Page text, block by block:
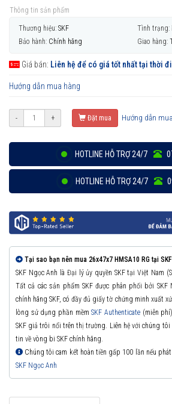
Thông tin sản phẩm
Thương hiệu: SKF Tình trạng:
Bảo hành: Chính hãng Giao hàng:
Giá bán: Liên hệ để có giá tốt nhất tại thời
Hướng dẫn mua hàng
- + Đặt mua Hướng dẫn
HOTLINE HỖ TRỢ 24/7
HOTLINE HỖ TRỢ 24/7
Tại sao bạn nên mua 26x47x7 HMSA10 RG tại
SKF Ngọc Anh là Đại lý ủy quyền SKF tại Việt Nam
Tất cả các sản phẩm SKF được phân phối bởi SKF
chính hãng SKF, có đầy đủ giấy tờ chứng minh xuất
lòng sử dụng phần mềmSKF Authenticate(miễn
SKF giả trôi nổi trên thị trường. Liên hệ với chúng
tin về vòng bi SKF chính hãng.
Chúng tôi cam kết hoàn tiền gấp 100 lần nếu
SKF Ngọc Anh